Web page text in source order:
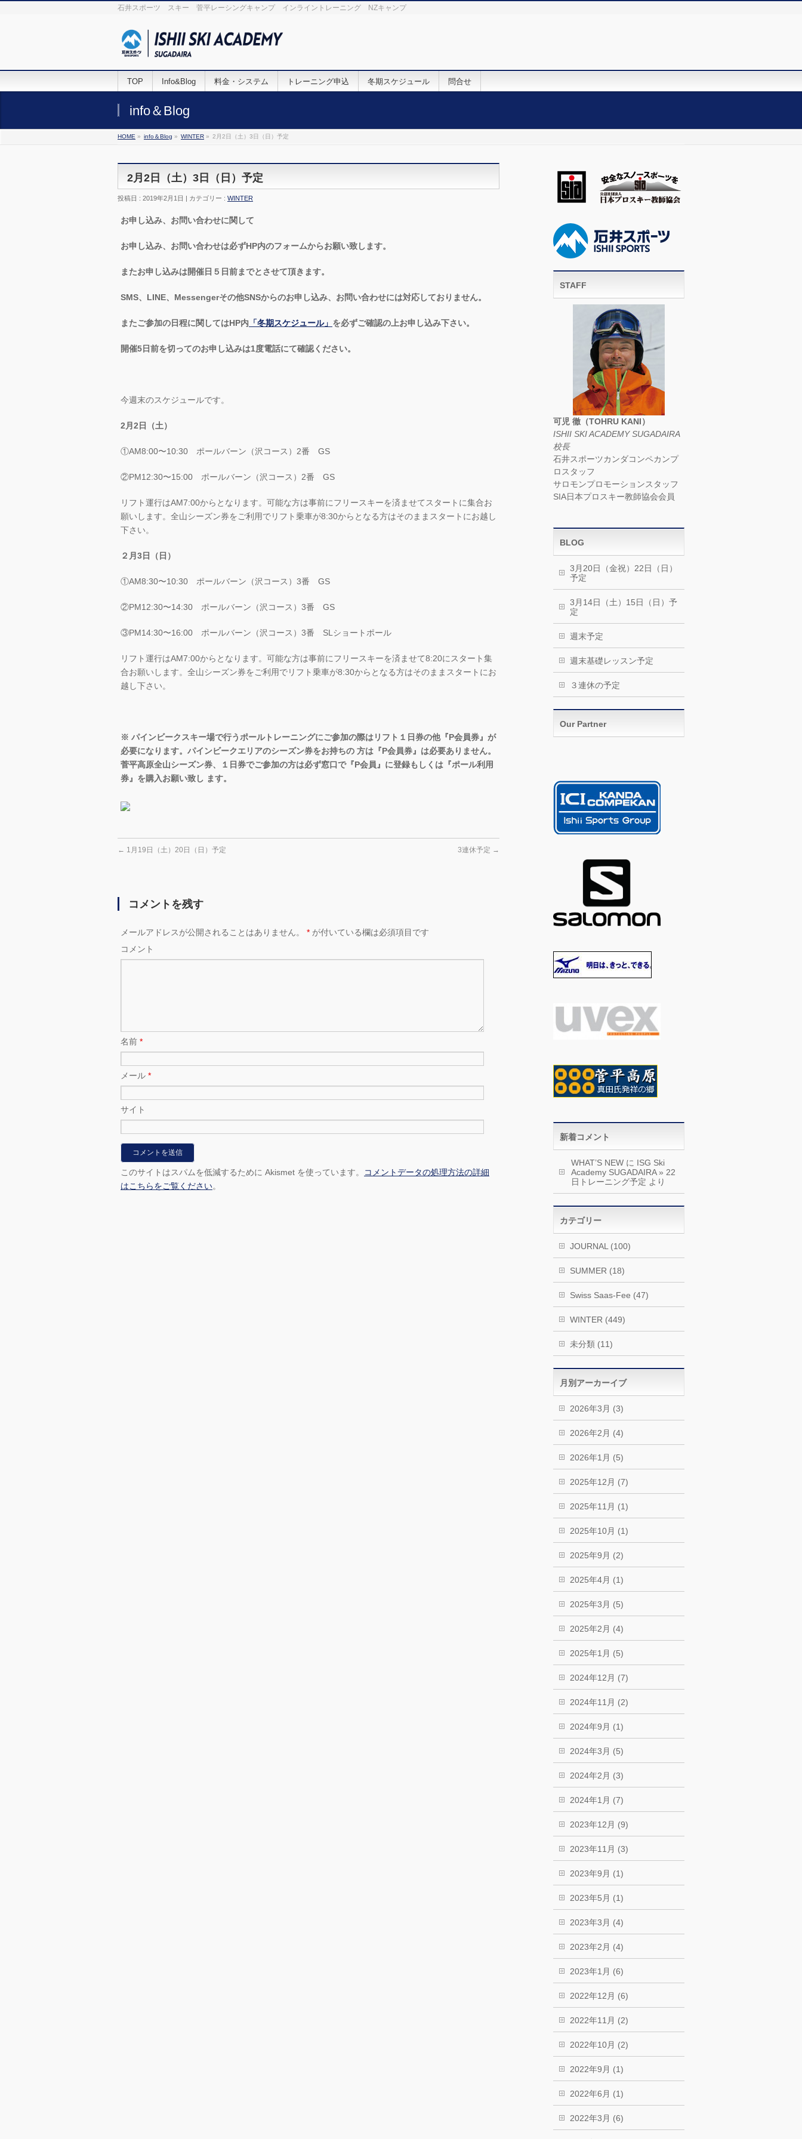
石井スポーツ スキー 菅平レーシングキャンプ インライントレーニング NZキャンプ
TOP Info&Blog 料金・システム トレーニング申込 冬期スケジュール 問合せ
info＆Blog
HOME » info＆Blog » WINTER » 2月2日（土）3日（日）予定
2月2日（土）3日（日）予定
投稿日 : 2019年2月1日 | カテゴリー : WINTER
お申し込み、お問い合わせに関して
お申し込み、お問い合わせは必ずHP内のフォームからお願い致します。
またお申し込みは開催日５日前までとさせて頂きます。
SMS、LINE、Messengerその他SNSからのお申し込み、お問い合わせには対応しておりません。
またご参加の日程に関してはHP内 「冬期スケジュール」 を必ずご確認の上お申し込み下さい。
開催5日前を切ってのお申し込みは1度電話にて確認ください。
今週末のスケジュールです。
2月2日（土）
①AM8:00〜10:30 ポールバーン（沢コース）2番 GS
②PM12:30〜15:00 ポールバーン（沢コース）2番 GS
リフト運行はAM7:00からとなります。可能な方は事前にフリースキーを済ませてスタートに集合お
願いします。全山シーズン券をご利用でリフト乗車が8:30からとなる方はそのままスタートにお越し
下さい。
２月3日（日）
①AM8:30〜10:30 ポールバーン（沢コース）3番 GS
②PM12:30〜14:30 ポールバーン（沢コース）3番 GS
③PM14:30〜16:00 ポールバーン（沢コース）3番 SLショートポール
リフト運行はAM7:00からとなります。可能な方は事前にフリースキーを済ませて8:20にスタート集
合お願いします。全山シーズン券をご利用でリフト乗車が8:30からとなる方はそのままスタートにお
越し下さい。
※ パインビークスキー場で行うポールトレーニングにご参加の際はリフト１日券の他『P会員券』が
必要になります。パインビークエリアのシーズン券をお持ちの 方は『P会員券』は必要ありません。
菅平高原全山シーズン券、１日券でご参加の方は必ず窓口で『P会員』に登録もしくは『ポール利用
券』を購入お願い致し ます。
← 1月19日（土）20日（日）予定 3連休予定 →
コメントを残す
メールアドレスが公開されることはありません。 * が付いている欄は必須項目です
コメント
名前 *
メール *
サイト
このサイトはスパムを低減するために Akismet を使っています。
コメントデータの処理方法の詳細
はこちらをご覧ください。
STAFF
可児 徹（TOHRU KANI）
ISHII SKI ACADEMY SUGADAIRA
校長
石井スポーツカンダコンペカンプ
ロスタッフ
サロモンプロモーションスタッフ
SIA日本プロスキー教師協会会員
BLOG
3月20日（金祝）22日（日）
予定
3月14日（土）15日（日）予
定
週末予定
週末基礎レッスン予定
３連休の予定
Our Partner
新着コメント
WHAT’S NEW に ISG Ski
Academy SUGADAIRA » 22
日トレーニング予定 より
カテゴリー
JOURNAL (100)
SUMMER (18)
Swiss Saas-Fee (47)
WINTER (449)
未分類 (11)
月別アーカーイブ
2026年3月 (3)
2026年2月 (4)
2026年1月 (5)
2025年12月 (7)
2025年11月 (1)
2025年10月 (1)
2025年9月 (2)
2025年4月 (1)
2025年3月 (5)
2025年2月 (4)
2025年1月 (5)
2024年12月 (7)
2024年11月 (2)
2024年9月 (1)
2024年3月 (5)
2024年2月 (3)
2024年1月 (7)
2023年12月 (9)
2023年11月 (3)
2023年9月 (1)
2023年5月 (1)
2023年3月 (4)
2023年2月 (4)
2023年1月 (6)
2022年12月 (6)
2022年11月 (2)
2022年10月 (2)
2022年9月 (1)
2022年6月 (1)
2022年3月 (6)